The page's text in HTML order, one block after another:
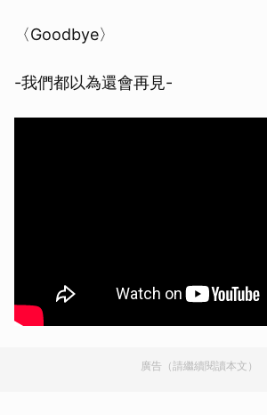
〈Goodbye〉
-我們都以為還會再見-
廣告（請繼續閱讀本文）